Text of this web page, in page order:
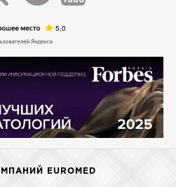
EUROMED